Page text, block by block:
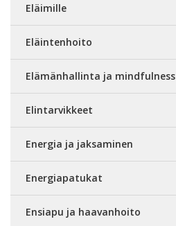
Eläimille
Eläintenhoito
Elämänhallinta ja mindfulness
Elintarvikkeet
Energia ja jaksaminen
Energiapatukat
Ensiapu ja haavanhoito